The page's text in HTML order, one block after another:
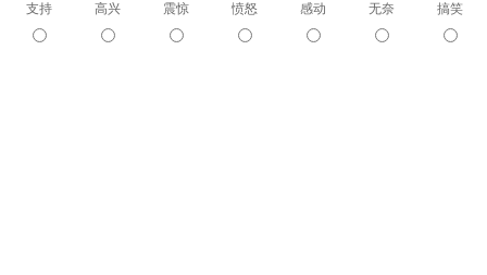
支持 高兴 震惊 愤怒 感动 无奈 搞笑